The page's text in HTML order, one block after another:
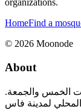
organizations.
HomeFind a
© 2026 Moonode
About
الخمس والجمعة.